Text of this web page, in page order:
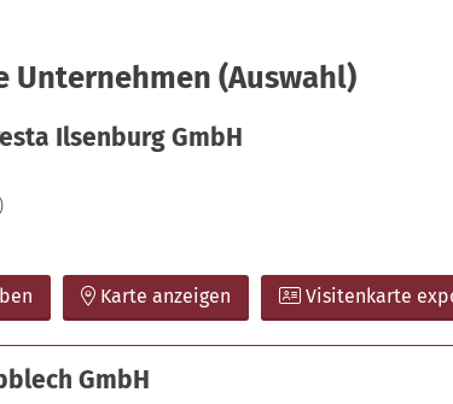
Unternehmen (Auswahl)
Ilsenburg GmbH
Karte anzeigen Visitenkarte
GmbH